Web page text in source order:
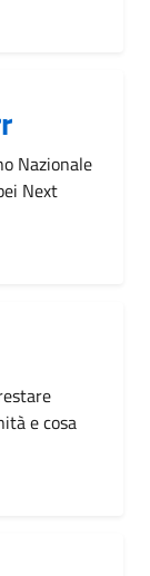
Nazionale
Next
e cosa